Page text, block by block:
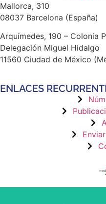
Mallorca, 310
08037 Barcelona (España)
Arquímedes, 190 – Colonia
Delegación Miguel Hidalgo
11560 Ciudad de México
ENLACES